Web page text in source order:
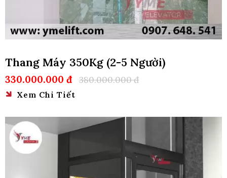
Thang Máy 350Kg (2-5 Người)
330.000.000 đ 380.000.000 đ
Xem Chi Tiết